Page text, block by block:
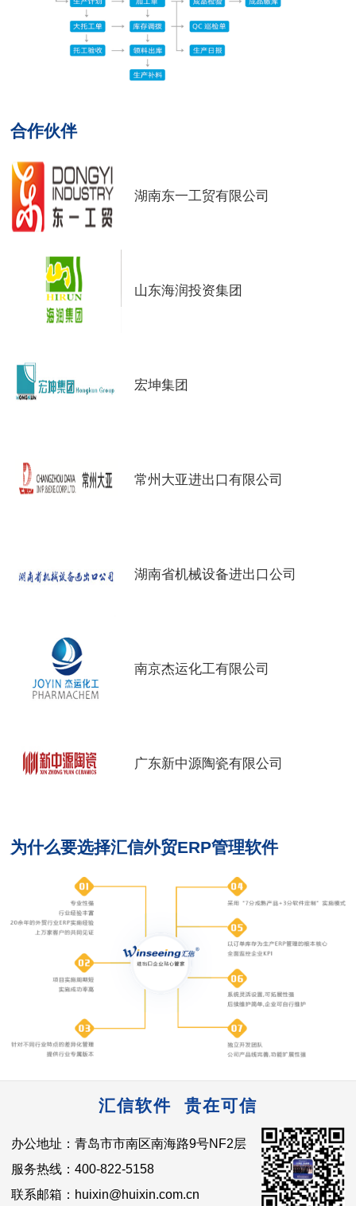
合作伙伴
湖南东一工贸有限公司
山东海润投资集团
宏坤集团
常州大亚进出口有限公司
湖南省机械设备进出口公司
南京杰运化工有限公司
广东新中源陶瓷有限公司
为什么要选择汇信外贸ERP管理软件
汇信软件 贵在可信
办公地址：青岛市市南区南海路9号NF2层
服务热线：400-822-5158
联系邮箱：huixin@huixin.com.cn